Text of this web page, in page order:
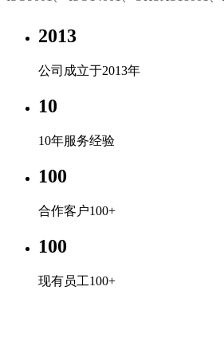
2013
公司成立于2013年
10
10年服务经验
100
合作客户100+
100
现有员工100+